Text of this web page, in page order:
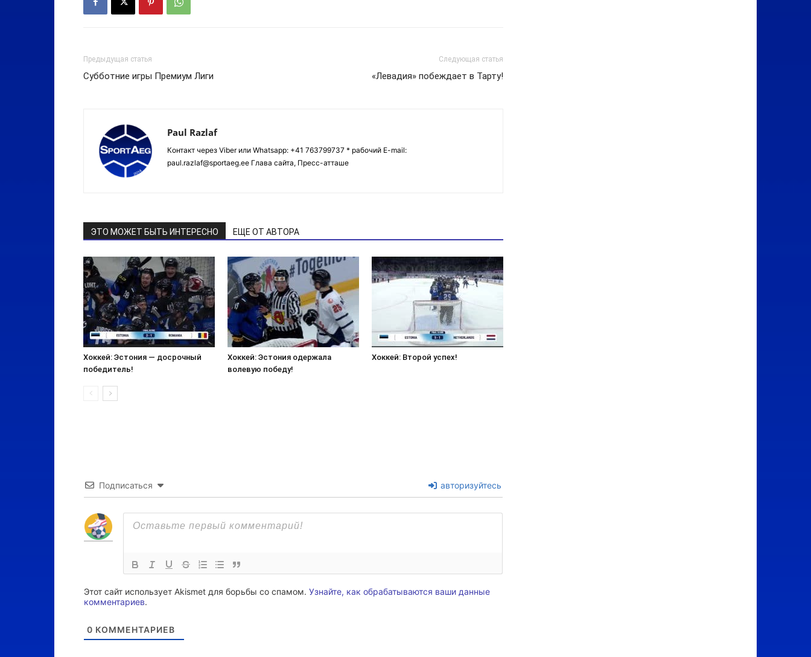
Предыдущая статья
Субботние игры Премиум Лиги
Следующая статья
«Левадия» побеждает в Тарту!
Paul Razlaf
Контакт через Viber или Whatsapp: +41 763799737 * рабочий E-mail:
paul.razlaf@sportaeg.ee Глава сайта, Пресс-атташе
ЭТО МОЖЕТ БЫТЬ ИНТЕРЕСНО ЕЩЕ ОТ АВТОРА
Хоккей: Эстония — досрочный
победитель!
Хоккей: Эстония одержала
волевую победу!
Хоккей: Второй успех!
Подписаться авторизуйтесь
Этот сайт использует Akismet для борьбы со спамом. Узнайте, как обрабатываются ваши данные
комментариев.
0 КОММЕНТАРИЕВ